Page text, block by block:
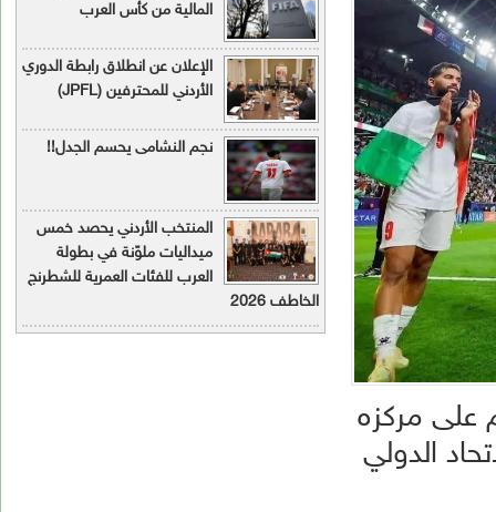
المالية من كأس العرب
الإعلان عن انطلاق رابطة الدوري
الأردني للمحترفين (JPFL)
نجم النشامى يحسم الجدل!!
المنتخب الأردني يحصد خمس
ميداليات ملوّنة في بطولة
العرب للفئات العمرية للشطرنج
2026